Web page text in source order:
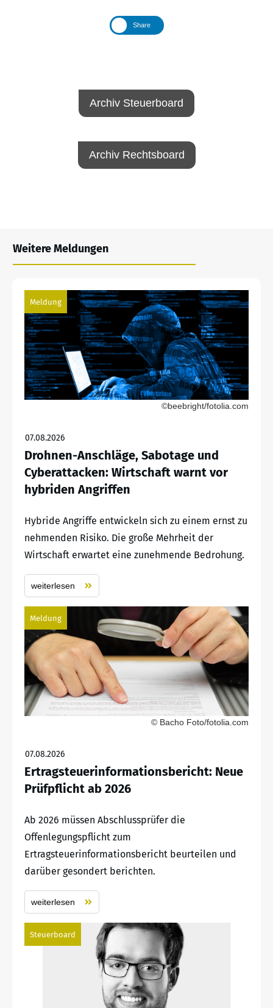
Share
Archiv Steuerboard
Archiv Rechtsboard
Weitere Meldungen
Meldung
©beebright/fotolia.com
07.08.2026
Drohnen-Anschläge, Sabotage und
Cyberattacken: Wirtschaft warnt vor
hybriden Angriffen
Hybride Angriffe entwickeln sich zu einem ernst zu
nehmenden Risiko. Die große Mehrheit der
Wirtschaft erwartet eine zunehmende Bedrohung.
weiterlesen
Meldung
© Bacho Foto/fotolia.com
07.08.2026
Ertragsteuerinformationsbericht: Neue
Prüfpflicht ab 2026
Ab 2026 müssen Abschlussprüfer die
Offenlegungspflicht zum
Ertragsteuerinformationsbericht beurteilen und
darüber gesondert berichten.
weiterlesen
Steuerboard